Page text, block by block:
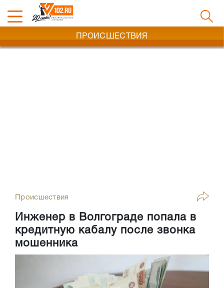
ПРОИСШЕСТВИЯ
Происшествия
Инженер в Волгограде попала в
кредитную кабалу после звонка
мошенника